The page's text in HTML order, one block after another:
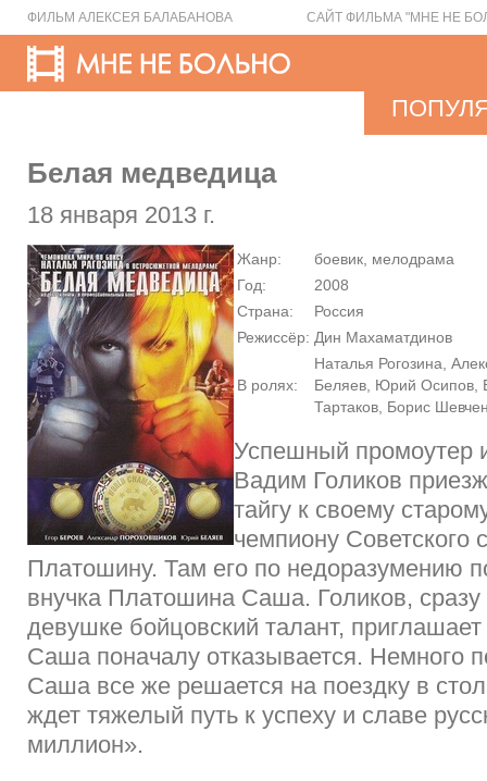
ФИЛЬМ АЛЕКСЕЯ БАЛАБАНОВА САЙТ ФИЛЬМА "МНЕ НЕ
Белая медведица
18 января 2013 г.
Жанр:
боевик, мелодрама
Год:
2008
Страна:
Россия
Режиссёр: Дин Махаматдинов
В ролях:
Наталья Рогозина,
Беляев, Юрий Осипов,
Тартаков, Борис
Успешный промоутер
Вадим Голиков
тайгу к своему
чемпиону Советского
Платошину. Там его по недоразумению
внучка Платошина Саша. Голиков,
девушке бойцовский талант,
Саша поначалу отказывается. Немного
Саша все же решается на поездку в
ждет тяжелый путь к успеху и славе
миллион».